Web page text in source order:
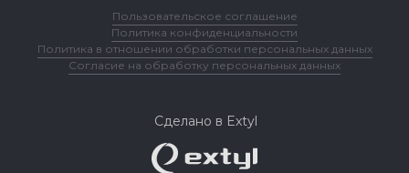
Пользовательское соглашение
Политика конфиденциальности
Политика в отношении обработки персональных данных
Согласие на обработку персональных данных
Сделано в Extyl